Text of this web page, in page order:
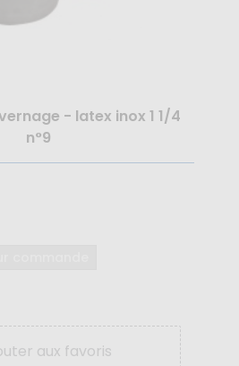
- latex inox 1 1/4
n°9
aux favoris